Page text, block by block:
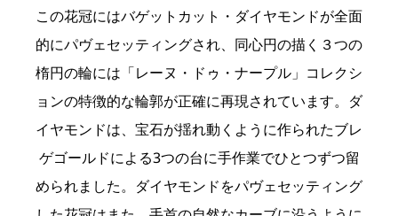
この花冠にはバゲットカット・ダイヤモンドが全面
的にパヴェセッティングされ、同心円の描く３つの
楕円の輪には「レーヌ・ドゥ・ナープル」コレクシ
ョンの特徴的な輪郭が正確に再現されています。ダ
イヤモンドは、宝石が揺れ動くように作られたブレ
ゲゴールドによる3つの台に手作業でひとつずつ留
められました。ダイヤモンドをパヴェセッティング